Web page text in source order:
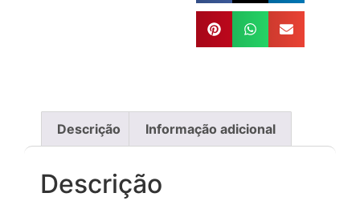
Descrição Informação adicional
Descrição